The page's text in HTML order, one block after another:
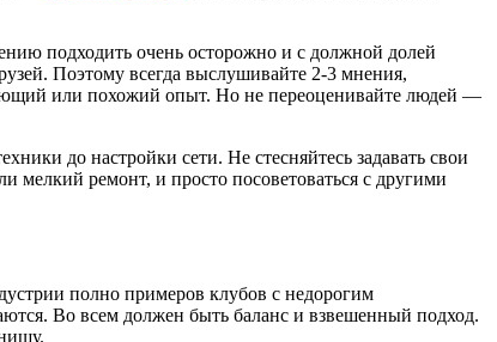
подходить очень осторожно и с должной долей
Поэтому всегда выслушивайте 2-3 мнения,
или похожий опыт. Но не переоценивайте людей —
до настройки сети. Не стесняйтесь задавать свои
мелкий ремонт, и просто посоветоваться с другими
полно примеров клубов с недорогим
Во всем должен быть баланс и взвешенный подход.